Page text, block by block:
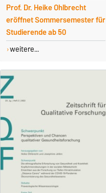
Prof. Dr. Heike Ohlbrecht
eröffnet Sommersemester für
Studierende ab 50
weitere...